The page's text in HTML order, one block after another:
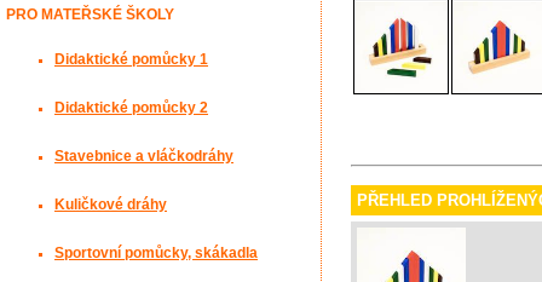
PŘEHLED
PRO MATEŘSKÉ ŠKOLY
Didaktické pomůcky 1
Didaktické pomůcky 2
Stavebnice a vláčkodráhy
Kuličkové dráhy
Sportovní pomůcky, skákadla